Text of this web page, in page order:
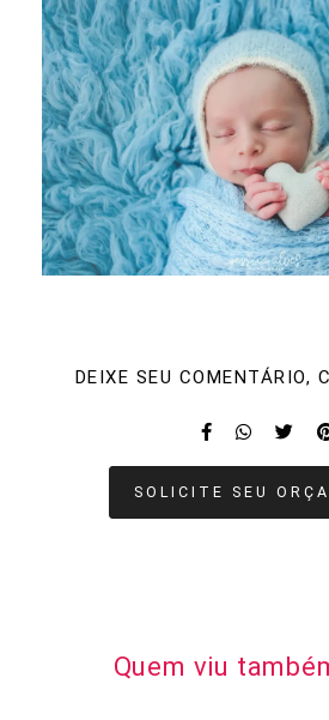
DEIXE SEU COMENTÁRIO,
SOLICITE SEU
Quem viu